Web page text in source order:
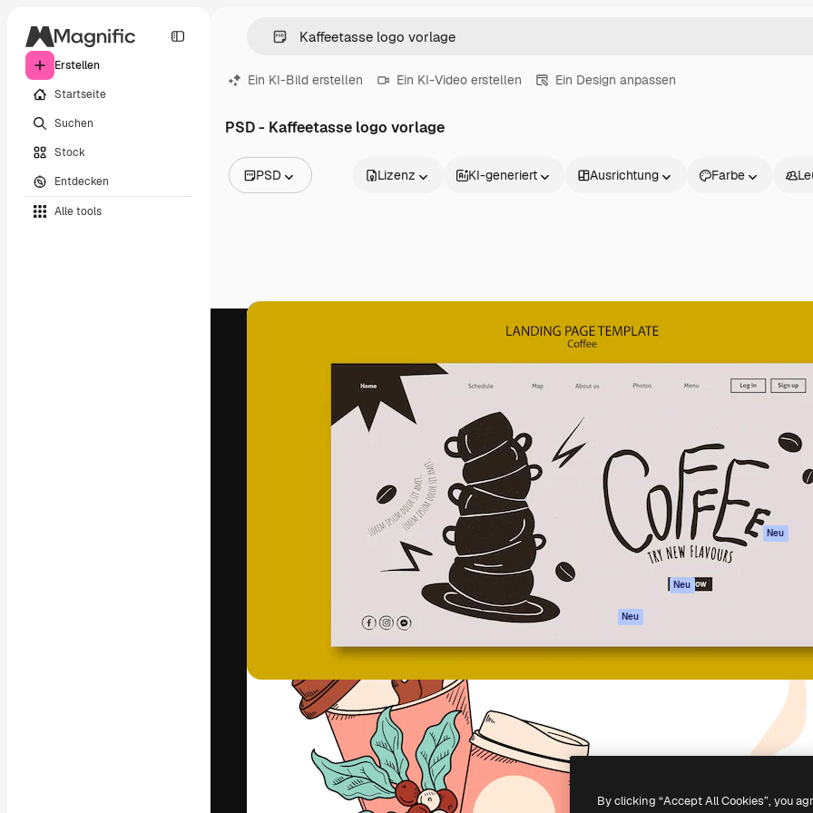
Erstellen
Startseite
Suchen
Stock
Entdecken
Alle tools
Ein KI-Bild erstellen Ein KI-Video erstellen Ein Design anpassen
PSD - Kaffeetasse logo vorlage
PSD
Videos
Lizenz KI-generiert Ausrichtung Farbe
Die kreative Plattform, um deine beste
Arbeit zu verwirklichen. Mehr als 1 Million
Abonnenten unter Kreativen, Unternehmen,
Agenturen und Studios.
Deutsch
Produkte
Spaces
KI-Assistent
KI-Bildgenerator
KI-Videogenerator
Stimmengenerator
Stock-Inhalte
MCP für
Claude/ChatGPT
Neu
Neu
Mobile App
Alle Magnific-Tools
Loslegen
Dokumentation
Support
AGB
Originale
Neu
Cookie-Richtlinie
Vertrauenszentrum
Copyright © 2010- 2026Freepik Company S.L.U.Alle Rechte vorbehalten
By clicking “Accept All Cookies”, you